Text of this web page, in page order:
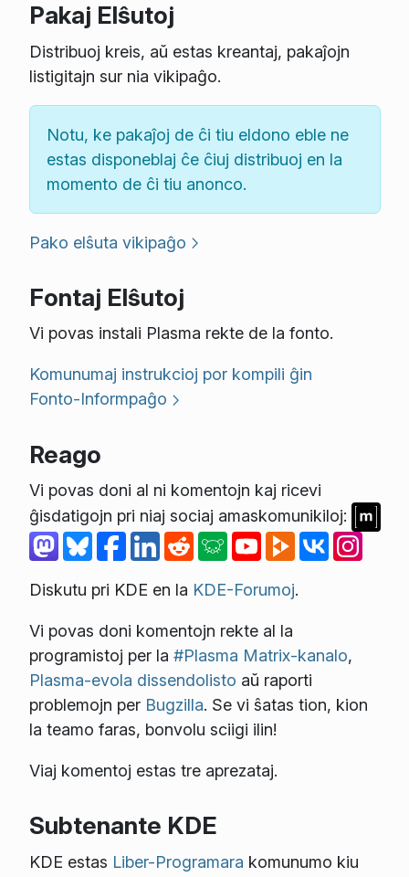
Pakaj Elŝutoj
Distribuoj kreis, aŭ estas kreantaj, pakaĵojn
listigitajn sur nia vikipaĝo.
Notu, ke pakaĵoj de ĉi tiu eldono eble ne
estas disponeblaj ĉe ĉiuj distribuoj en la
momento de ĉi tiu anonco.
Pako elŝuta vikipaĝo
Fontaj Elŝutoj
Vi povas instali Plasma rekte de la fonto.
Komunumaj instrukcioj por kompili ĝin
Fonto-Informpaĝo
Reago
Vi povas doni al ni komentojn kaj ricevi
ĝisdatigojn pri niaj sociaj amaskomunikiloj:
Diskutu pri KDE en la KDE-Forumoj.
Vi povas doni komentojn rekte al la
programistoj per la #Plasma Matrix-kanalo,
Plasma-evola dissendolisto aŭ raporti
problemojn per Bugzilla. Se vi ŝatas tion, kion
la teamo faras, bonvolu sciigi ilin!
Viaj komentoj estas tre aprezataj.
Subtenante KDE
KDE estas Liber-Programara komunumo kiu